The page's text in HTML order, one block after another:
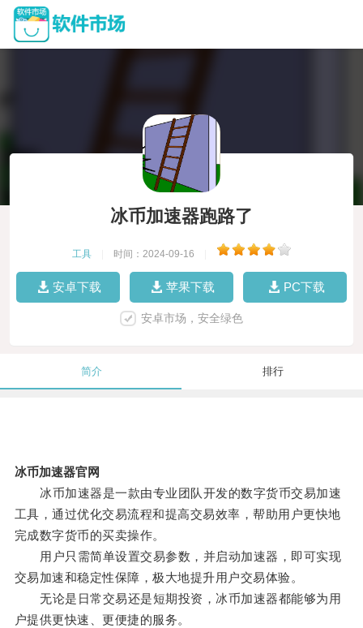
冰币加速器跑路了
工具 时间：2024-09-16
安卓下载 苹果下载 PC下载
安卓市场，安全绿色
简介 排行
冰币加速器官网
冰币加速器是一款由专业团队开发的数字货币交易加速
工具，通过优化交易流程和提高交易效率，帮助用户更快地
完成数字货币的买卖操作。
用户只需简单设置交易参数，并启动加速器，即可实现
交易加速和稳定性保障，极大地提升用户交易体验。
无论是日常交易还是短期投资，冰币加速器都能够为用
户提供更快速、更便捷的服务。